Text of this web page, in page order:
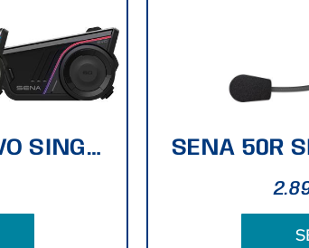
SENA SENA 60S EVO SINGLE SOUND BY BOSE